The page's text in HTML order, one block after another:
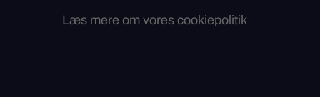
Læs mere om vores cookiepolitik